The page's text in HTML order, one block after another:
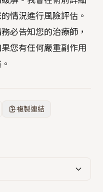
情況進行風險評估。
必告知您的治療師，
您有任何嚴重副作用
複製連結